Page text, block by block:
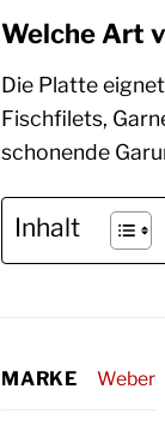
Welche Art
Die Platte
Fischfilets,
schonende
Inhalt
MARKE Weber